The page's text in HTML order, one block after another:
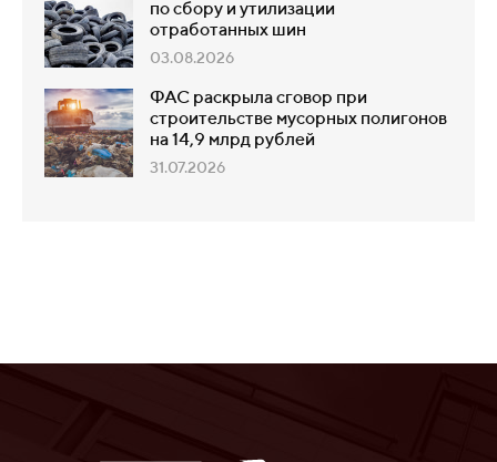
по сбору и утилизации
отработанных шин
03.08.2026
ФАС раскрыла сговор при
строительстве мусорных полигонов
на 14,9 млрд рублей
31.07.2026